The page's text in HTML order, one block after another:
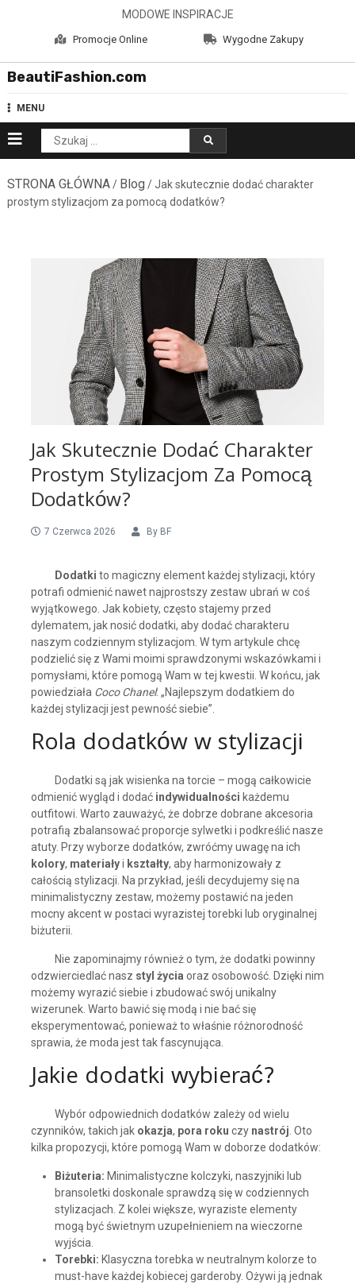
MODOWE INSPIRACJE
Promocje Online Wygodne Zakupy
BeautiFashion.com
MENU
Szukaj:
STRONA GŁÓWNA/ Blog / Jak skutecznie dodać charakter
prostym stylizacjom za pomocą dodatków?
Jak Skutecznie Dodać Charakter
Prostym Stylizacjom Za Pomocą
Dodatków?
7 Czerwca 2026 By BF
Dodatki to magiczny element każdej stylizacji, który
potrafi odmienić nawet najprostszy zestaw ubrań w coś
wyjątkowego. Jak kobiety, często stajemy przed
dylematem, jak nosić dodatki, aby dodać charakteru
naszym codziennym stylizacjom. W tym artykule chcę
podzielić się z Wami moimi sprawdzonymi wskazówkami i
pomysłami, które pomogą Wam w tej kwestii. W końcu, jak
powiedziała Coco Chanel: „Najlepszym dodatkiem do
każdej stylizacji jest pewność siebie”.
Rola dodatków w stylizacji
Dodatki są jak wisienka na torcie – mogą całkowicie
odmienić wygląd i dodać indywidualności każdemu
outfitowi. Warto zauważyć, że dobrze dobrane akcesoria
potrafią zbalansować proporcje sylwetki i podkreślić nasze
atuty. Przy wyborze dodatków, zwróćmy uwagę na ich
kolory, materiałyi kształty, aby harmonizowały z
całością stylizacji. Na przykład, jeśli decydujemy się na
minimalistyczny zestaw, możemy postawić na jeden
mocny akcent w postaci wyrazistej torebki lub oryginalnej
biżuterii.
Nie zapominajmy również o tym, że dodatki powinny
odzwierciedlać nasz styl życia oraz osobowość. Dzięki nim
możemy wyrazić siebie i zbudować swój unikalny
wizerunek. Warto bawić się modą i nie bać się
eksperymentować, ponieważ to właśnie różnorodność
sprawia, że moda jest tak fascynująca.
Jakie dodatki wybierać?
Wybór odpowiednich dodatków zależy od wielu
czynników, takich jak okazja, pora roku czy nastrój. Oto
kilka propozycji, które pomogą Wam w doborze dodatków:
Biżuteria: Minimalistyczne kolczyki, naszyjniki lub
bransoletki doskonale sprawdzą się w codziennych
stylizacjach. Z kolei większe, wyraziste elementy
mogą być świetnym uzupełnieniem na wieczorne
wyjścia.
Torebki: Klasyczna torebka w neutralnym kolorze to
must-have każdej kobiecej garderoby. Ożywi ją jednak